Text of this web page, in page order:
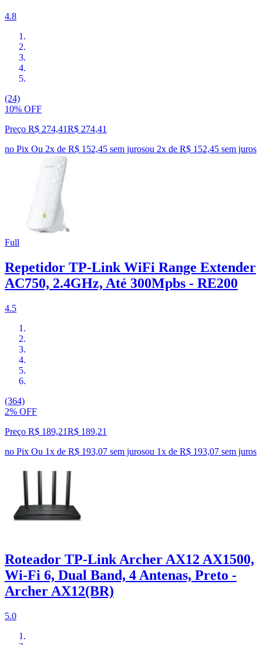
4.8
(24)
10% OFF
Preço R$ 274,41R$ 274,41
no Pix Ou 2x de R$ 152,45 sem jurosou 2x de R$ 152,45 sem juros
Full
Repetidor TP-Link WiFi Range Extender
AC750, 2.4GHz, Até 300Mpbs - RE200
4.5
(364)
2% OFF
Preço R$ 189,21R$ 189,21
no Pix Ou 1x de R$ 193,07 sem jurosou 1x de R$ 193,07 sem juros
Roteador TP-Link Archer AX12 AX1500,
Wi-Fi 6, Dual Band, 4 Antenas, Preto -
Archer AX12(BR)
5.0